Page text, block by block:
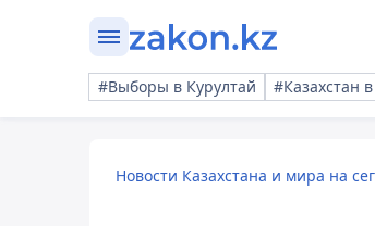
#Выборы в Курултай #Казахстан
Новости Казахстана и мира на